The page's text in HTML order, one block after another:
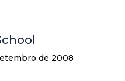
de 2008